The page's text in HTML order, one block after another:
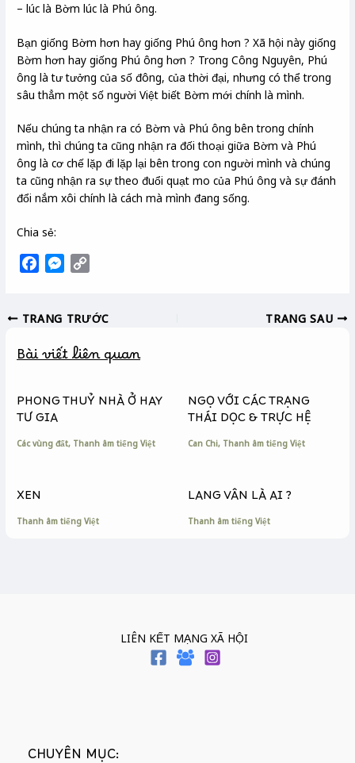
– lúc là Bờm lúc là Phú ông.
Bạn giống Bờm hơn hay giống Phú ông hơn ? Xã hội này giống
Bờm hơn hay giống Phú ông hơn ? Trong Công Nguyên, Phú
ông là tư tưởng của số đông, của thời đại, nhưng có thể trong
sâu thẳm một số người Việt biết Bờm mới chính là mình.
Nếu chúng ta nhận ra có Bờm và Phú ông bên trong chính
mình, thì chúng ta cũng nhận ra đối thoại giữa Bờm và Phú
ông là cơ chế lặp đi lặp lại bên trong con người mình và chúng
ta cũng nhận ra sự theo đuổi quạt mo của Phú ông và sự đánh
đổi nắm xôi chính là cách mà mình đang sống.
Chia sẻ:
e
o
k
M
s
n
e
y
i
k
TRANG TRƯỚC TRANG SAU
Bài viết liên quan
PHONG THUỶ NHÀ Ở HAY
TƯ GIA
Các vùng đất, Thanh âm tiếng Việt
NGỌ VỚI CÁC TRẠNG
THÁI DỌC & TRỰC HỆ
Can Chi, Thanh âm tiếng Việt
XEN
Thanh âm tiếng Việt
LANG VÂN LÀ AI ?
Thanh âm tiếng Việt
LIÊN KẾT MẠNG XÃ HỘI